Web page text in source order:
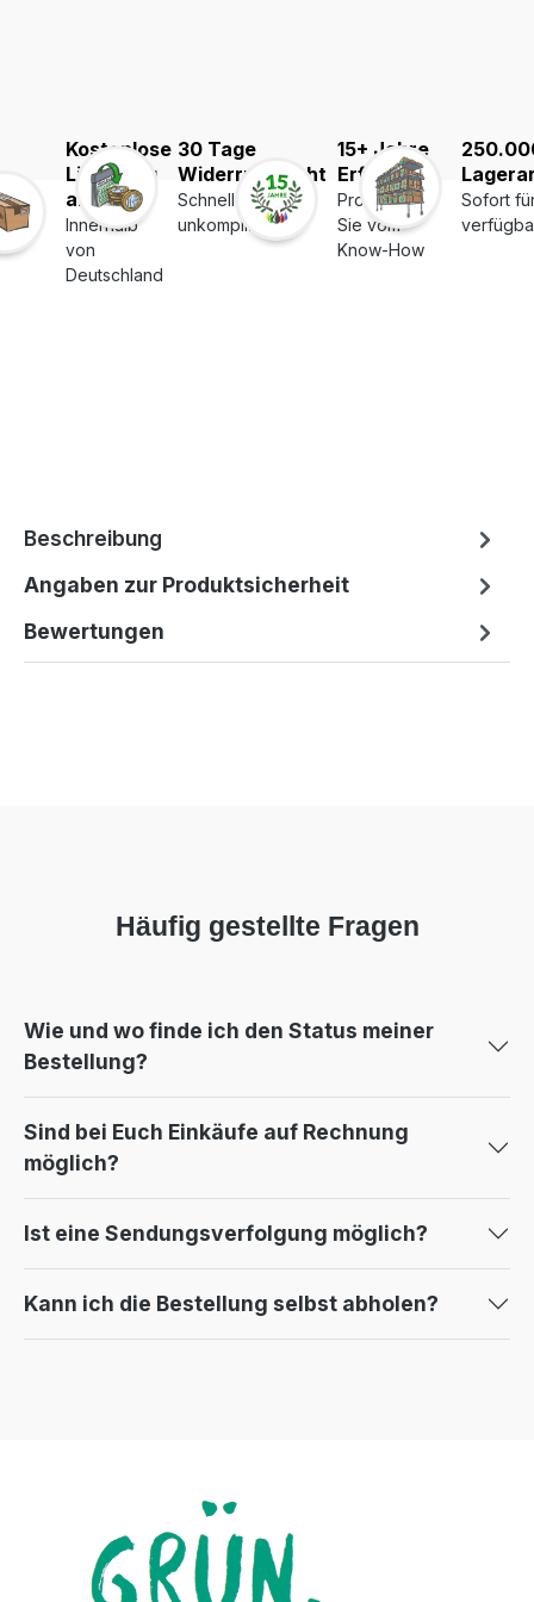
Kostenlose
Lieferung
ab 39€
Innerhalb
von
Deutschland
30 Tage
Widerrufsrecht
Schnell und
unkompliziert
15+ Jahre
Erfahrung
Profitieren
Sie vom
Know-How
Sofort
Beschreibung
Angaben zur Produktsicherheit
Bewertungen
Häufig gestellte Fragen
Wie und wo finde ich den Status meiner
Bestellung?
Sind bei Euch Einkäufe auf Rechnung
möglich?
Ist eine Sendungsverfolgung möglich?
Kann ich die Bestellung selbst abholen?